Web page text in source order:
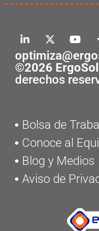
©2026
derechos
Bolsa de
Conoce al
Blog y Medios
Aviso de